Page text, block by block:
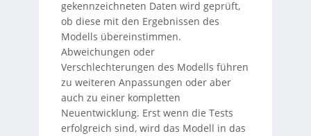
gekennzeichneten Daten wird geprüft,
ob diese mit den Ergebnissen des
Modells übereinstimmen.
Abweichungen oder
Verschlechterungen des Modells führen
zu weiteren Anpassungen oder aber
auch zu einer kompletten
Neuentwicklung. Erst wenn die Tests
erfolgreich sind, wird das Modell in das